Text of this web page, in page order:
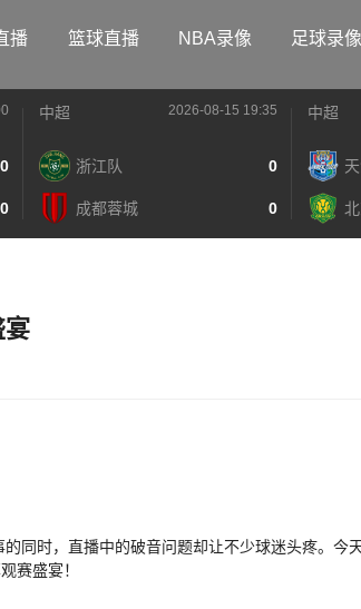
播 篮球直播 NBA录像 足球录像
0
0
中超 2026-08-15 19:35
浙江队 0
成都蓉城 0
中超
宴
同时，直播中的破音问题却让不少球迷头疼。今
赛盛宴！